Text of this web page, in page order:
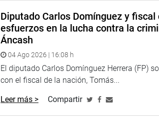
Diputado Carlos Domínguez y
esfuerzos en la lucha contra la
Áncash
04 Ago 2026 | 16:08 h
El diputado Carlos Domínguez Herrera (FP)
con el fiscal de la nación, Tomás...
Leer más > Compartir